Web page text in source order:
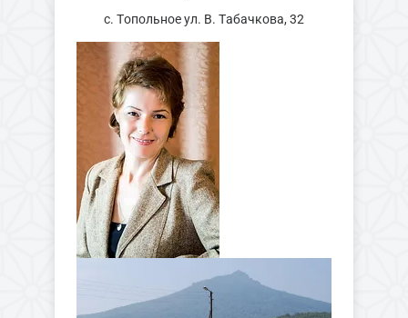
с. Топольное ул. В. Табачкова, 32